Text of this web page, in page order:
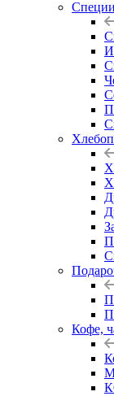
Кофе,